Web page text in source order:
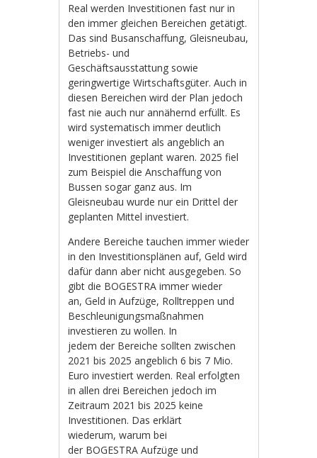
Real werden Investitionen fast nur in
den immer gleichen Bereichen getätigt.
Das sind Busanschaffung, Gleisneubau,
Betriebs- und
Geschäftsausstattung sowie
geringwertige Wirtschaftsgüter. Auch in
diesen Bereichen wird der Plan jedoch
fast nie auch nur annähernd erfüllt. Es
wird systematisch immer deutlich
weniger investiert als angeblich an
Investitionen geplant waren. 2025 fiel
zum Beispiel die Anschaffung von
Bussen sogar ganz aus. Im
Gleisneubau wurde nur ein Drittel der
geplanten Mittel investiert.
Andere Bereiche tauchen immer wieder
in den Investitionsplänen auf, Geld wird
dafür dann aber nicht ausgegeben. So
gibt die BOGESTRA immer wieder
an, Geld in Aufzüge, Rolltreppen und
Beschleunigungsmaßnahmen
investieren zu wollen. In
jedem der Bereiche sollten zwischen
2021 bis 2025 angeblich 6 bis 7 Mio.
Euro investiert werden. Real erfolgten
in allen drei Bereichen jedoch im
Zeitraum 2021 bis 2025 keine
Investitionen. Das erklärt
wiederum, warum bei
der BOGESTRA Aufzüge und